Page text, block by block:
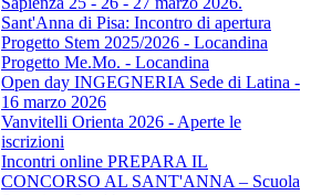
Sant'Anna di Pisa: Incontro di apertura
Progetto Stem 2025/2026 - Locandina
Progetto Me.Mo. - Locandina
Open day INGEGNERIA Sede di Latina -
16 marzo 2026
Vanvitelli Orienta 2026 - Aperte le
iscrizioni
Incontri online PREPARA IL
CONCORSO AL SANT'ANNA – Scuola